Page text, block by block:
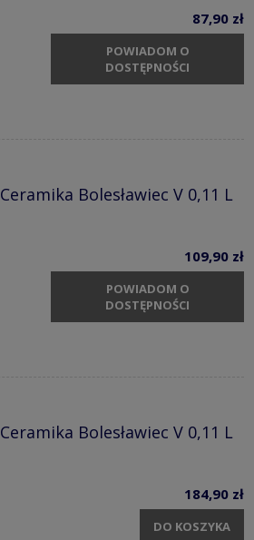
87,90 zł
POWIADOM O
DOSTĘPNOŚCI
Bolesławiec V 0,11 L
109,90 zł
POWIADOM O
DOSTĘPNOŚCI
Bolesławiec V 0,11 L
184,90 zł
DO KOSZYKA